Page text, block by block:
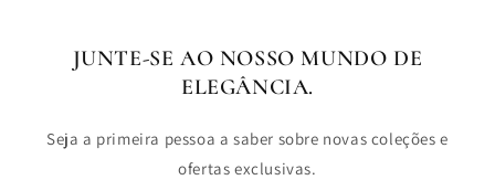
JUNTE-SE AO NOSSO MUNDO DE
ELEGÂNCIA.
Seja a primeira pessoa a saber sobre novas coleções e
ofertas exclusivas.